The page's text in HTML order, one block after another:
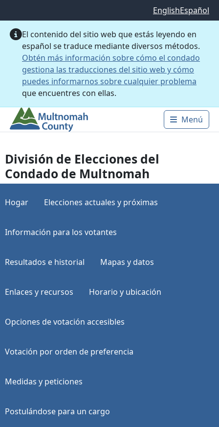
EnglishEspañol
El contenido del sitio web que estás leyendo en
español se traduce mediante diversos métodos.
Obtén más información sobre cómo el condado
gestiona las traducciones del sitio web y cómo
puedes informarnos sobre cualquier problema
que encuentres con ellas.
Main
Menú
División de Elecciones del
Condado de Multnomah
Hogar Elecciones actuales y próximas
Información para los votantes
Resultados e historial Mapas y datos
Enlaces y recursos Horario y ubicación
Opciones de votación accesibles
Votación por orden de preferencia
Medidas y peticiones
Postulándose para un cargo